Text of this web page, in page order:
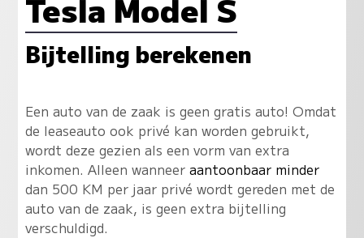
Bijtelling berekenen
Een auto van de zaak is geen gratis auto! Omdat
de leaseauto ook privé kan worden gebruikt,
wordt deze gezien als een vorm van extra
inkomen. Alleen wanneer aantoonbaar minder
dan 500 KM per jaar privé wordt gereden met de
auto van de zaak, is geen extra bijtelling
verschuldigd.